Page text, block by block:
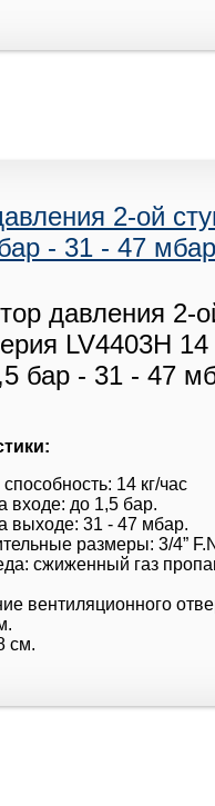
2-ой
- 31 - 47 мбар
14 кг/час
входе: до 1,5 бар.
выходе: 31 - 47 мбар.
размеры: 3/4”
сжиженный газ
вентиляционного
см.